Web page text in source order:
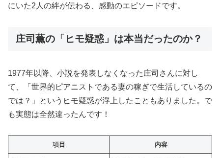
にいた2人の絆が伝わる、感動のエピソードです。
庄司薫の「ヒモ疑惑」は本当だったのか？
1977年以降、小説を発表しなくなった庄司さんに対し
て、「世界的ピアニストである妻の稼ぎで生活しているの
では？」というヒモ疑惑が浮上したこともありました。で
も実態は全然違ったんです！
項目 内容